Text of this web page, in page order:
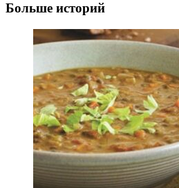
Больше историй